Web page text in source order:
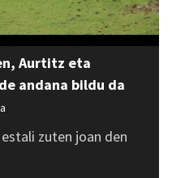
Aurtitz eta
andana bildu da
zuten joan den